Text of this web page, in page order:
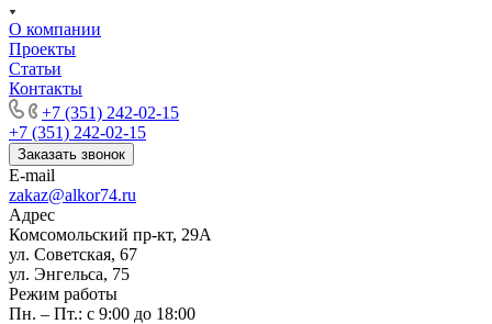
О компании
Проекты
Статьи
Контакты
+7 (351) 242-02-15
+7 (351) 242-02-15
Заказать звонок
E-mail
zakaz@alkor74.ru
Адрес
Комсомольский пр-кт, 29А
ул. Советская, 67
ул. Энгельса, 75
Режим работы
Пн. – Пт.: с 9:00 до 18:00